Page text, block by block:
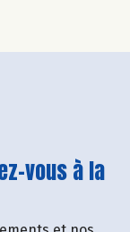
vous à la